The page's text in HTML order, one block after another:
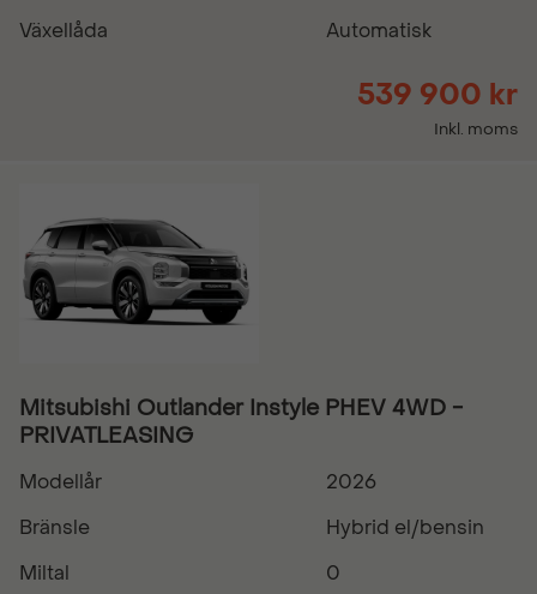
Växellåda
Automatisk
539 900 kr
Inkl. moms
Mitsubishi Outlander Instyle PHEV 4WD -
PRIVATLEASING
Modellår
2026
Bränsle
Hybrid el/bensin
Miltal
0